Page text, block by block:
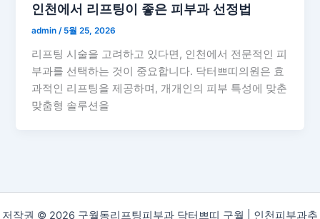
인천에서 리프팅이 좋은 피부과 선정법
admin/ 5월 25, 2026
리프팅 시술을 고려하고 있다면, 인천에서 전문적인 피
부과를 선택하는 것이 중요합니다. 닥터쁘띠의원은 효
과적인 리프팅을 제공하며, 개개인의 피부 특성에 맞춘
맞춤형 솔루션을
저작권 © 2026 구월동리프팅피부과 닥터쁘띠 구월 | 인천피부과추